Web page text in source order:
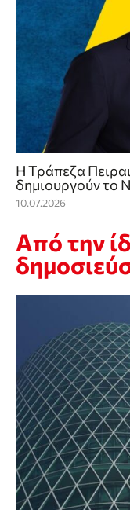
Η Τράπεζα
δημιουργούν το
10.07.2026
Από την